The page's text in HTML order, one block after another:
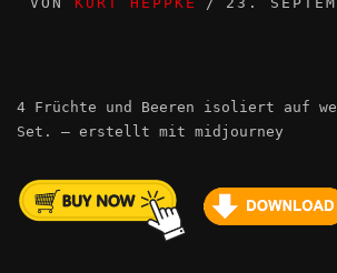
4 Früchte und Beeren isoliert auf
Set. – erstellt mit midjourney